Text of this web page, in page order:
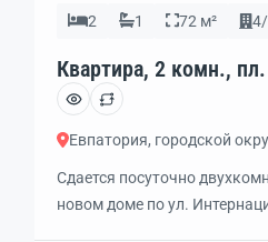
2 1 72 м² 4/
Квартира, 2 комн.,
код: 339461
Евпатория, городской
Сдается посуточно
новом доме по ул.